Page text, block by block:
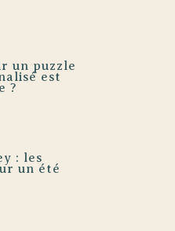
un puzzle
est
?
: les
un été